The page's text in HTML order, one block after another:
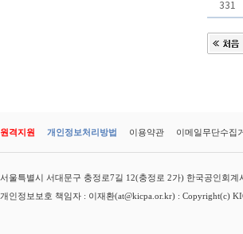
331
원격지원 개인정보처리방법 이용약관 이메일무단수집
서울특별시 서대문구 충정로7길 12(충정로 2가) 한국공인회
개인정보보호 책임자 : 이재환(at@kicpa.or.kr) : Copyright(c)